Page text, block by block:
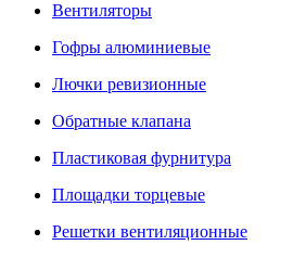
Вентиляторы
Гофры алюминиевые
Лючки ревизионные
Обратные клапана
Пластиковая фурнитура
Площадки торцевые
Решетки вентиляционные